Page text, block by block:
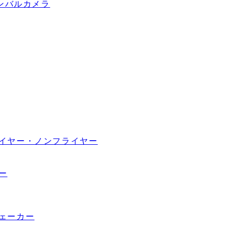
バルカメラ
ヤー・ノンフライヤー
ーカー